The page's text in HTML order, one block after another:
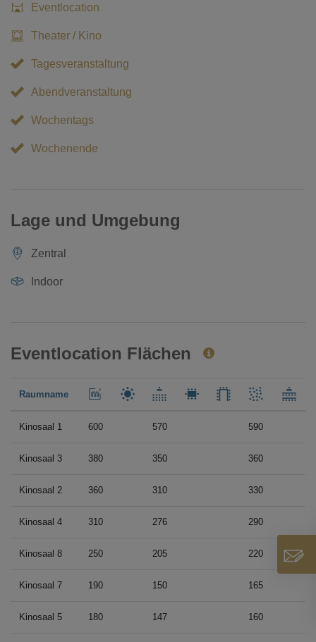
Eventlocation
Theater / Kino
Tagesveranstaltung
Abendveranstaltung
Wochentags
Wochenende
Lage und Umgebung
Zentral
Indoor
Eventlocation Flächen
Raumname
Kinosaal 1 600 570 590
Kinosaal 3 380 350 360
Kinosaal 2 360 310 330
Kinosaal 4 310 276 290
Kinosaal 8 250 205 220
Kinosaal 7 190 150 165
Kinosaal 5 180 147 160